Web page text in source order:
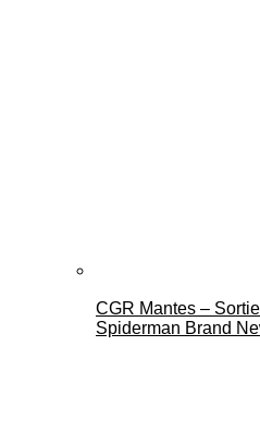
CGR Mantes –
Spiderman Brand